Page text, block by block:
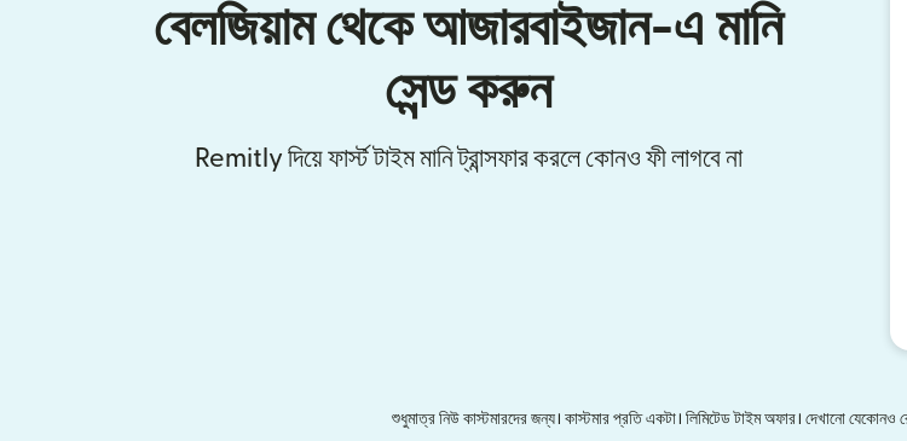
বেলজিয়াম থেকে আজারবাইজান-এ মানি
সেন্ড করুন
Remitly দিয়ে ফার্স্ট টাইম মানি ট্রান্সফার করলে কোনও ফী লাগবে না
শুধুমাত্র নিউ কাস্টমারদের জন্য। কাস্টমার প্রতি একটা। লিমিটেড টাইম অফার। দেখানো যেকোনও